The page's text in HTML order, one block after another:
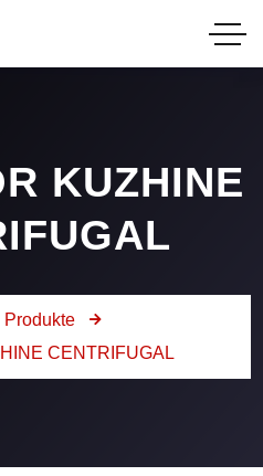
KUZHINE
Produkte
CENTRIFUGAL